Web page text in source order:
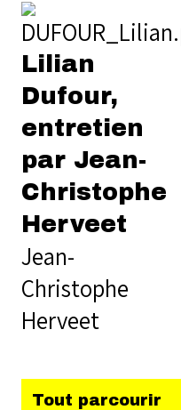
Lilian
Dufour,
entretien
par Jean-
Christophe
Herveet
Jean-
Christophe
Herveet
Tout parcourir